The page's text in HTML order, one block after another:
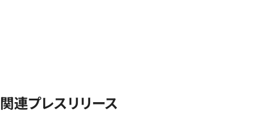
関連プレスリリース